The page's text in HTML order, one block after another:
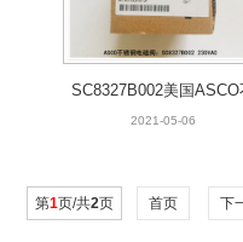
SC8327B002美国ASCO
锈钢电磁阀
2021-05-06
第1页/共2页 首页 下